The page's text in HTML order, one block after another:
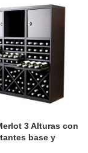
3 Alturas con
base y